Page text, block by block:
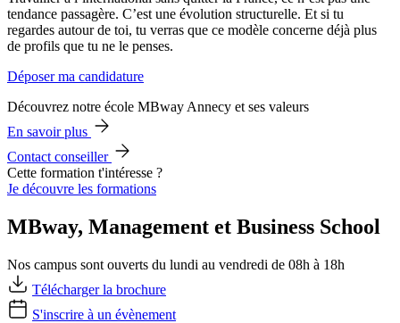
tendance passagère. C’est une évolution structurelle. Et si tu
regardes autour de toi, tu verras que ce modèle concerne déjà plus
de profils que tu ne le penses.
Déposer ma candidature
Découvrez notre école MBway Annecy et ses valeurs
En savoir plus
Contact conseiller
Cette formation t'intéresse ?
Je découvre les formations
MBway, Management et Business School
Nos campus sont ouverts du lundi au vendredi de 08h à 18h
Télécharger la brochure
S'inscrire à un évènement